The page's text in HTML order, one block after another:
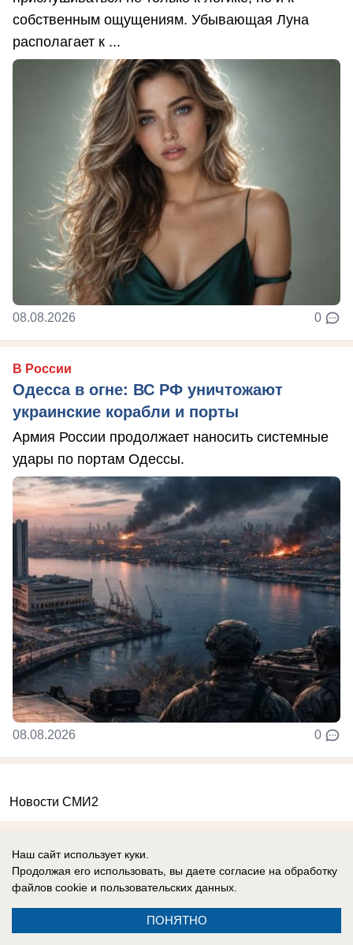
собственным ощущениям. Убывающая Луна
располагает к ...
08.08.2026 0
В России
Одесса в огне: ВС РФ уничтожают
украинские корабли и порты
Армия России продолжает наносить системные
удары по портам Одессы.
08.08.2026 0
Новости СМИ2
Наш сайт использует куки.
Продолжая его использовать, вы даете согласие на обработку
файлов cookie и пользовательских данных.
ПОНЯТНО